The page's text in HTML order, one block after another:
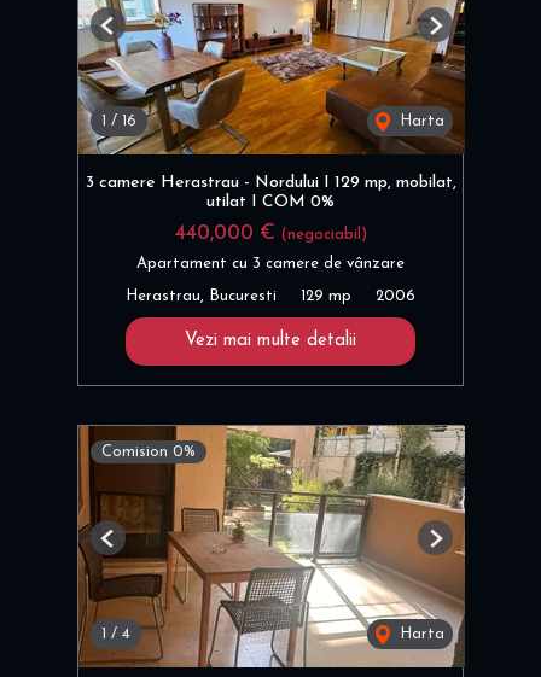
/ 16 Harta
Previous Next
3 camere Herastrau - Nordului I 129 mp, mobilat,
utilat I COM 0%
440,000 € (negociabil)
Apartament cu 3 camere de vânzare
Herastrau, Bucuresti 129 mp 2006
Vezi mai multe detalii
Comision 0%
/ 4 Harta
Previous Next